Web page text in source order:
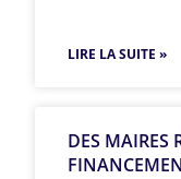
LIRE LA SUITE »
DES MAIRES